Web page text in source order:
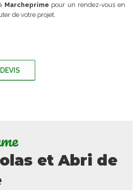
Marcheprime pour un rendez-vous en
de votre projet.
et Abri de